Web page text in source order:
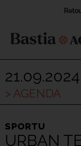
21.09.2024
> AGENDA
SPORTU
URBAN